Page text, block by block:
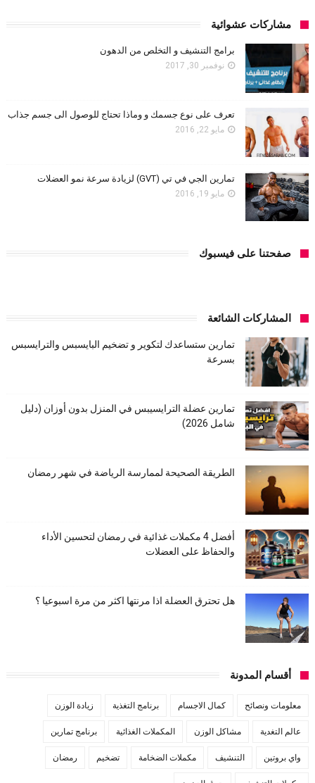
مشاركات عشوائية
برامج التنشيف و التخلص من الدهون
نوفمبر 30, 2017
تعرف على نوع جسمك و وماذا تحتاج للوصول الى جسم جذاب
مايو 22, 2016
تمارين الجي في تي (GVT) لزيادة سرعة نمو العضلات
مايو 19, 2016
صفحتنا على فيسبوك
المشاركات الشائعة
تمارين ستساعدك لتكوير و تضخيم البايسبس والترايسبس
بسرعة
تمارين عضلة الترايسيبس في المنزل بدون أوزان (دليل
شامل 2026)
الطريقة الصحيحة لممارسة الرياضة في شهر رمضان
أفضل 4 مكملات غذائية في رمضان لتحسين الأداء
والحفاظ على العضلات
هل تحترق العضلة اذا مرنتها اكثر من مرة اسبوعيا ؟
أقسام المدونة
معلومات ونصائح كمال الاجسام برنامج التغذية زيادة الوزن
عالم التغدية مشاكل الوزن المكملات الغذائية برنامج تمارين
واي بروتين التنشيف مكملات الضخامة تضخيم رمضان